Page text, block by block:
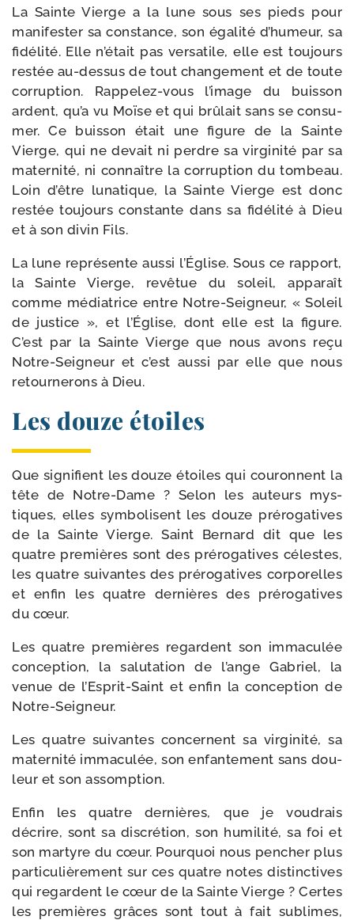
La Sainte Vierge a la lune sous ses pieds pour
mani­fes­ter sa constance, son éga­li­té d’hu­meur, sa
fidé­li­té. Elle n’é­tait pas ver­sa­tile, elle est tou­jours
res­tée au-​dessus de tout chan­ge­ment et de toute
cor­rup­tion. Rappelez-​vous l’i­mage du buis­son
ardent, qu’a vu Moïse et qui brû­lait sans se consu­
mer. Ce buis­son était une figure de la Sainte
Vierge, qui ne devait ni perdre sa vir­gi­ni­té par sa
mater­ni­té, ni connaître la cor­rup­tion du tom­beau.
Loin d’être luna­tique, la Sainte Vierge est donc
res­tée tou­jours constante dans sa fidé­li­té à Dieu
et à son divin Fils.
La lune repré­sente aus­si l’Église. Sous ce rap­port,
la Sainte Vierge, revê­tue du soleil, appa­raît
comme média­trice entre Notre-​Seigneur, « Soleil
de jus­tice », et l’Église, dont elle est la figure.
C’est par la Sainte Vierge que nous avons reçu
Notre-​Seigneur et c’est aus­si par elle que nous
retour­ne­rons à Dieu.
Les douze étoiles
Que signi­fient les douze étoiles qui cou­ronnent la
tête de Notre-​Dame ? Selon les auteurs mys­
tiques, elles sym­bo­lisent les douze pré­ro­ga­tives
de la Sainte Vierge. Saint Bernard dit que les
quatre pre­mières sont des pré­ro­ga­tives célestes,
les quatre sui­vantes des pré­ro­ga­tives cor­po­relles
et enfin les quatre der­nières des pré­ro­ga­tives
du cœur.
Les quatre pre­mières regardent son imma­cu­lée
concep­tion, la salu­ta­tion de l’ange Gabriel, la
venue de l’Esprit-​Saint et enfin la concep­tion de
Notre-Seigneur.
Les quatre sui­vantes concernent sa vir­gi­ni­té, sa
mater­ni­té imma­cu­lée, son enfan­te­ment sans dou­
leur et son assomption.
Enfin les quatre der­nières, que je vou­drais
décrire, sont sa dis­cré­tion, son humi­li­té, sa foi et
son mar­tyre du cœur. Pourquoi nous pen­cher plus
par­ti­cu­liè­re­ment sur ces quatre notes dis­tinc­tives
qui regardent le cœur de la Sainte Vierge ? Certes
les pre­mières grâces sont tout à fait sublimes,